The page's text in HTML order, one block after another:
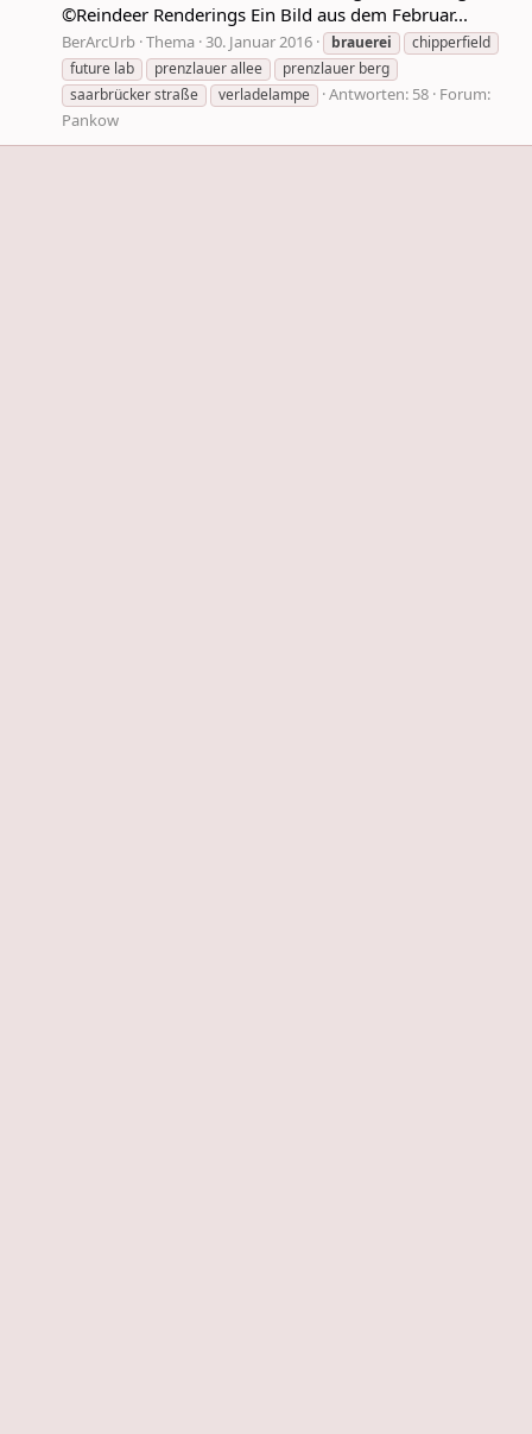
©Reindeer Renderings Ein Bild aus dem Februar...
BerArcUrb Thema 30. Januar 2016 brauerei
chipperfield
future lab
prenzlauer allee
prenzlauer berg
saarbrücker straße
verladelampe Antworten: 58 Forum:
Pankow